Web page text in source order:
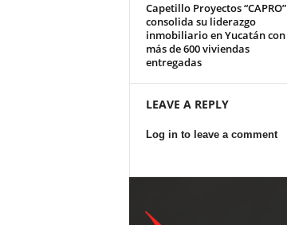
Capetillo Proyectos “CAPRO”
consolida su liderazgo
inmobiliario en Yucatán con
más de 600 viviendas
entregadas
LEAVE A REPLY
Log in to leave a comment